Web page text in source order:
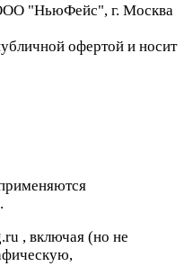
"НьюФейс", г. Москва
офертой и носит
.
, включая (но не